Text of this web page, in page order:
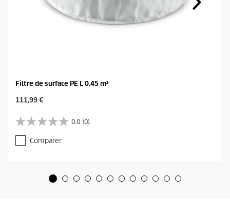
Filtre de surface PE L 0.45 m²
C
r
e
n
111,99 €
0.0 (0)
0
.
0
Comparer